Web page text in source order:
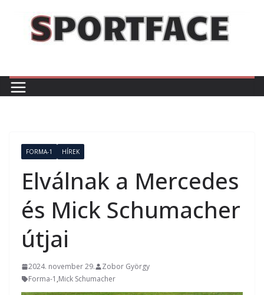
content
FORMA-1 HÍREK
Elválnak a Mercedes
és Mick Schumacher
útjai
2024. november 29.
Zobor György
Forma-1 ,Mick Schumacher